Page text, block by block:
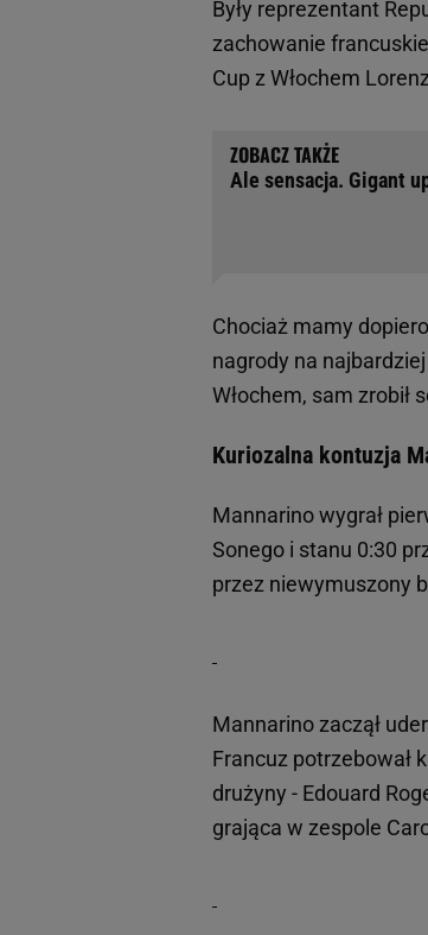
Były reprezentant
zachowanie
Cup z Włochem
Ale sensacja. Gigant
Chociaż mamy
nagrody na
Włochem, sam zrobił
Kuriozalna kontuzja
Mannarino wygrał
Sonego i stanu 0:30
przez niewymuszony
Mannarino zaczął
Francuz potrzebował
drużyny - Edouard
grająca w zespole